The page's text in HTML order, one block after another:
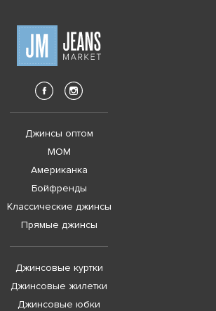
Джинсы оптом
MOM
Американка
Бойфренды
Классические джинсы
Прямые джинсы
Джинсовые куртки
Джинсовые жилетки
Джинсовые юбки